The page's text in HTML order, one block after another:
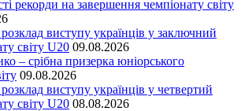
рекорди на завершення чемпіонату світу
виступу українців у заключний
світу U20 09.08.2026
– срібна призерка юніорського
09.08.2026
виступу українців у четвертий
світу U20 08.08.2026